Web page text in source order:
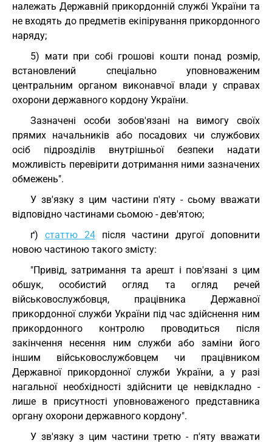
належать Державній прикордонній службі України та
не входять до предметів екіпірування прикордонного
наряду;
5) мати при собі грошові кошти понад розмір,
встановлений спеціально уповноваженим
центральним органом виконавчої влади у справах
охорони державного кордону України.
Зазначені особи зобов'язані на вимогу своїх
прямих начальників або посадових чи службових
осіб підрозділів внутрішньої безпеки надати
можливість перевірити дотримання ними зазначених
обмежень".
У зв'язку з цим частини п'яту - сьому вважати
відповідно частинами сьомою - дев'ятою;
ґ) статтю 24після частини другої доповнити
новою частиною такого змісту:
"Привід, затримання та арешт і пов'язані з цим
обшук, особистий огляд та огляд речей
військовослужбовця, працівника Державної
прикордонної служби України під час здійснення ним
прикордонного контролю проводиться після
закінчення несення ним служби або заміни його
іншим військовослужбовцем чи працівником
Державної прикордонної служби України, а у разі
нагальної необхідності здійснити це невідкладно -
лише в присутності уповноваженого представника
органу охорони державного кордону".
У зв'язку з цим частини третю - п'яту вважати